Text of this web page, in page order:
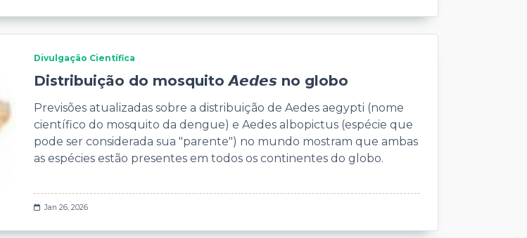
Divulgação Científica
Distribuição do mosquito 𝘼𝙚𝙙𝙚𝙨 no globo
Previsões atualizadas sobre a distribuição de Aedes aegypti (nome
científico do mosquito da dengue) e Aedes albopictus (espécie que
pode ser considerada sua "parente") no mundo mostram que ambas
as espécies estão presentes em todos os continentes do globo.
Jan 26, 2026